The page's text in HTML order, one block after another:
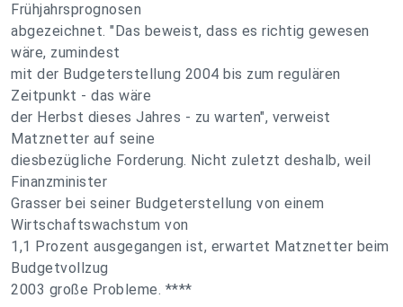
Frühjahrsprognosen
abgezeichnet. "Das beweist, dass es richtig gewesen
wäre, zumindest
mit der Budgeterstellung 2004 bis zum regulären
Zeitpunkt - das wäre
der Herbst dieses Jahres - zu warten", verweist
Matznetter auf seine
diesbezügliche Forderung. Nicht zuletzt deshalb, weil
Finanzminister
Grasser bei seiner Budgeterstellung von einem
Wirtschaftswachstum von
1,1 Prozent ausgegangen ist, erwartet Matznetter beim
Budgetvollzug
2003 große Probleme. ****